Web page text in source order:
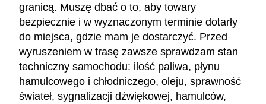
granicą. Muszę dbać o to, aby towary
bezpiecznie i w wyznaczonym terminie dotarły
do miejsca, gdzie mam je dostarczyć. Przed
wyruszeniem w trasę zawsze sprawdzam stan
techniczny samochodu: ilość paliwa, płynu
hamulcowego i chłodniczego, oleju, sprawność
świateł, sygnalizacji dźwiękowej, hamulców,